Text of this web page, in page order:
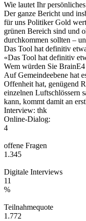
Wie lautet Ihr
Der ganze Bericht und
für uns Politiker Gold
grünen Bereich sind und
durchkommen sollten –
Das Tool hat definitiv
«Das Tool hat definitiv
Wem würden Sie
Auf Gemeindeebene hat
Offenheit hat, genügend
einzelnen Luftschlössern
kann, kommt damit an
Interview: thk
Online-Dialog:
4
offene Fragen
1.345
Digitale Interviews
11
%
Teilnahmequote
1.772